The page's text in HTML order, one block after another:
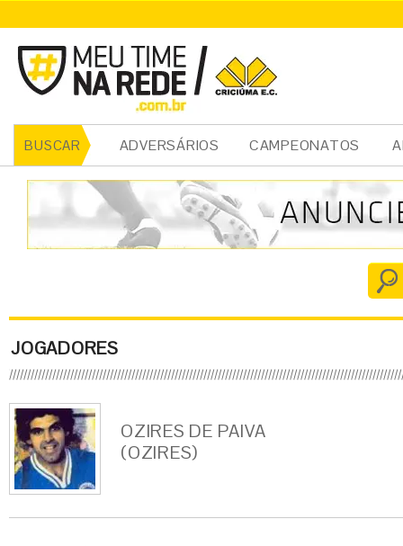
BUSCAR ADVERSÁRIOS CAMPEONATOS
JOGADORES
OZIRES DE PAIVA
(OZIRES)